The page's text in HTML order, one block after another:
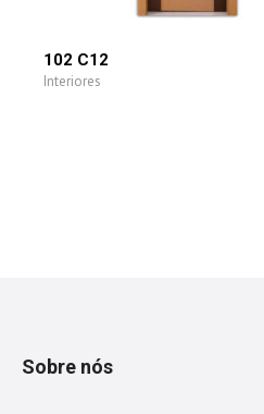
102 C12
Interiores
Sobre nós